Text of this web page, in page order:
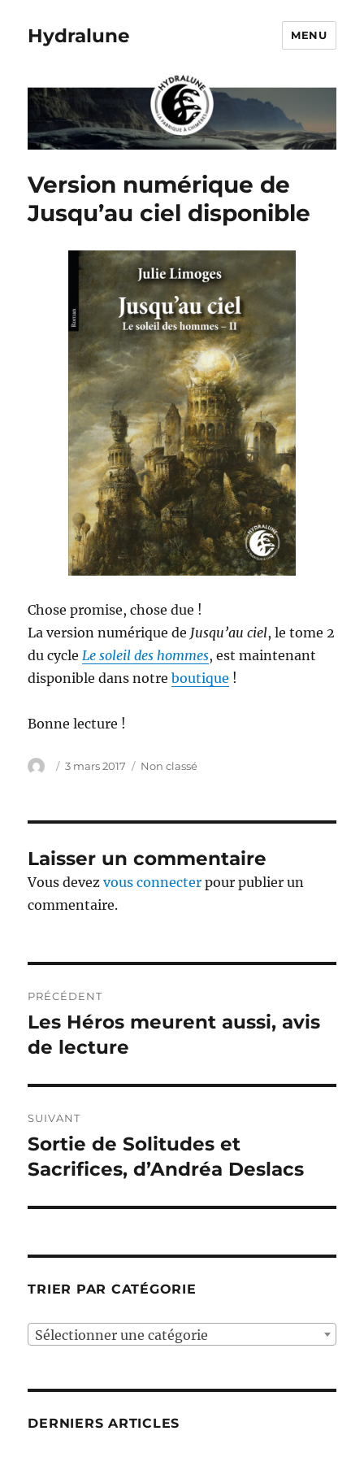
Hydralune MENU
Version numérique de
Jusqu’au ciel disponible
Chose promise, chose due !
La version numérique de Jusqu’au ciel, le tome 2
du cycle Le soleil des hommes, est maintenant
disponible dans notreboutique !
Bonne lecture !
Auteur
Publié
3 mars 2017 Catégories
Non classé
Laisser un commentaire
Vous devezvous connecter pour publier un
commentaire.
de
l’article
PRÉCÉDENT
Publication
précédente :
Les Héros meurent aussi, avis
de lecture
SUIVANT
Publication
suivante :
Sortie de Solitudes et
Sacrifices, d’Andréa Deslacs
TRIER PAR CATÉGORIE
Sélectionner une catégorie
DERNIERS ARTICLES